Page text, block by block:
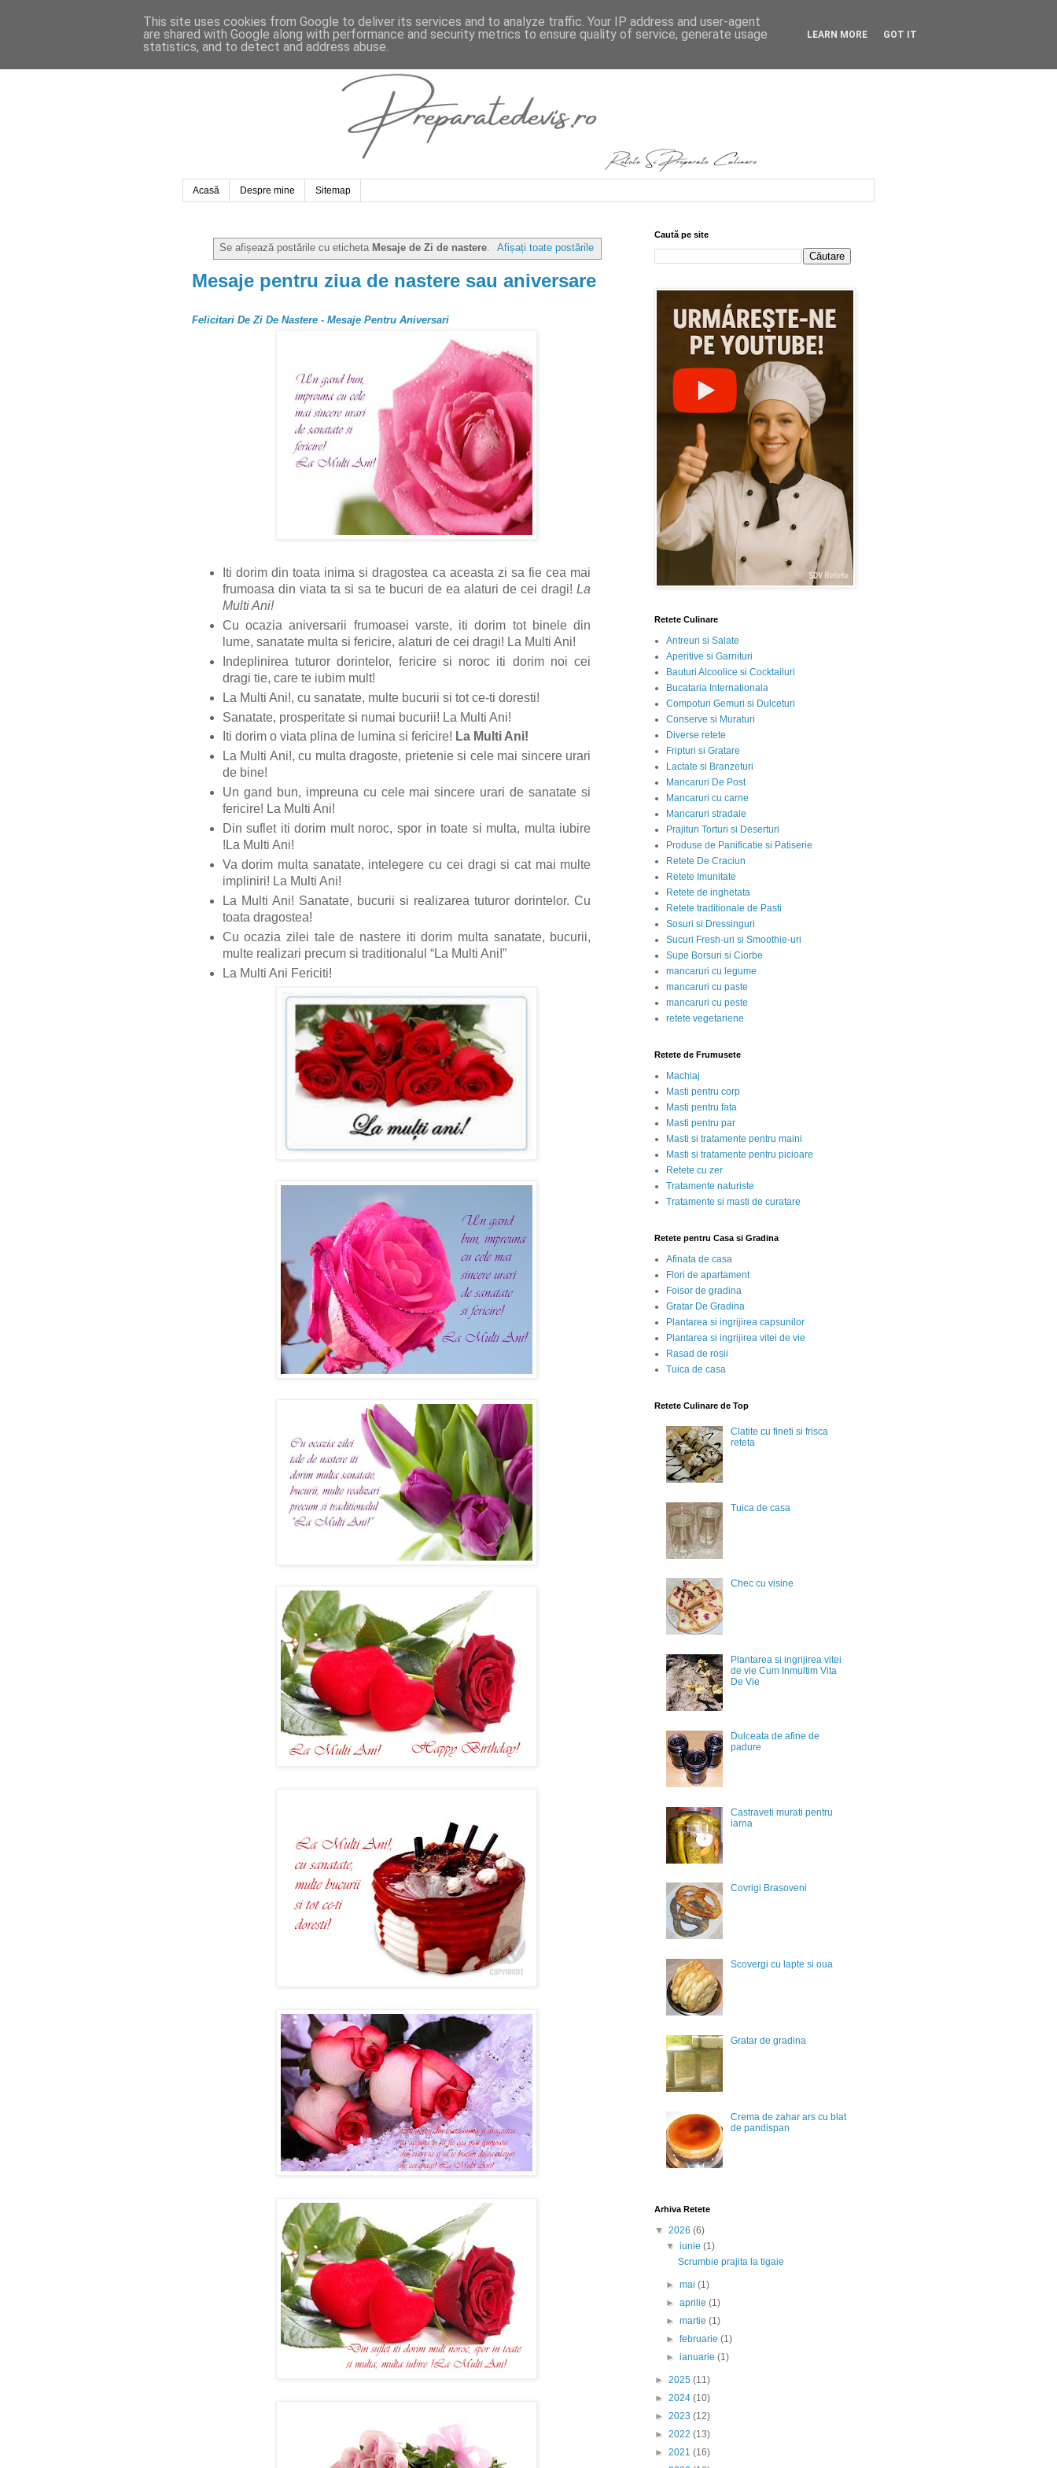
Acasă Despre mine Sitemap
Se afișează postările cu eticheta Mesaje de Zi de nastere. Afișați toate postările
Mesaje pentru ziua de nastere sau aniversare
Felicitari De Zi De Nastere - Mesaje Pentru Aniversari
Iti dorim din toata inima si dragostea ca aceasta zi sa fie cea mai
frumoasa din viata ta si sa te bucuri de ea alaturi de cei dragi!La
Multi Ani!
Cu ocazia aniversarii frumoasei varste, iti dorim tot binele din
lume, sanatate multa si fericire, alaturi de cei dragi! La Multi Ani!
Indeplinirea tuturor dorintelor, fericire si noroc iti dorim noi cei
dragi tie, care te iubim mult!
La Multi Ani!, cu sanatate, multe bucurii si tot ce-ti doresti!
Sanatate, prosperitate si numai bucurii! La Multi Ani!
Iti dorim o viata plina de lumina si fericire! La Multi Ani!
La Multi Ani!, cu multa dragoste, prietenie si cele mai sincere urari
de bine!
Un gand bun, impreuna cu cele mai sincere urari de sanatate si
fericire! La Multi Ani!
Din suflet iti dorim mult noroc, spor in toate si multa, multa iubire
!La Multi Ani!
Va dorim multa sanatate, intelegere cu cei dragi si cat mai multe
impliniri! La Multi Ani!
La Multi Ani! Sanatate, bucurii si realizarea tuturor dorintelor. Cu
toata dragostea!
Cu ocazia zilei tale de nastere iti dorim multa sanatate, bucurii,
multe realizari precum si traditionalul “La Multi Ani!”
La Multi Ani Fericiti!
Caută pe site
Retete Culinare
Antreuri si Salate
Aperitive si Garnituri
Bauturi Alcoolice si Cocktailuri
Bucataria Internationala
Compoturi Gemuri si Dulceturi
Conserve si Muraturi
Diverse retete
Fripturi si Gratare
Lactate si Branzeturi
Mancaruri De Post
Mancaruri cu carne
Mancaruri stradale
Prajituri Torturi si Deserturi
Produse de Panificatie si Patiserie
Retete De Craciun
Retete Imunitate
Retete de inghetata
Retete traditionale de Pasti
Sosuri si Dressinguri
Sucuri Fresh-uri si Smoothie-uri
Supe Borsuri si Ciorbe
mancaruri cu legume
mancaruri cu paste
mancaruri cu peste
retete vegetariene
Retete de Frumusete
Machiaj
Masti pentru corp
Masti pentru fata
Masti pentru par
Masti si tratamente pentru maini
Masti si tratamente pentru picioare
Retete cu zer
Tratamente naturiste
Tratamente si masti de curatare
Retete pentru Casa si Gradina
Afinata de casa
Flori de apartament
Foisor de gradina
Gratar De Gradina
Plantarea si ingrijirea capsunilor
Plantarea si ingrijirea vitei de vie
Rasad de rosii
Tuica de casa
Retete Culinare de Top
Clatite cu fineti si frisca
reteta
Tuica de casa
Chec cu visine
Plantarea si ingrijirea vitei
de vie Cum Inmultim Vita
De Vie
Dulceata de afine de
padure
Castraveti murati pentru
iarna
Covrigi Brasoveni
Scovergi cu lapte si oua
Gratar de gradina
Crema de zahar ars cu blat
de pandispan
Arhiva Retete
▼ 2026 (6)
▼iunie(1)
Scrumbie prajita la tigaie
►mai(1)
►aprilie(1)
►martie(1)
►februarie(1)
►ianuarie(1)
► 2025 (11)
► 2024 (10)
► 2023 (12)
► 2022 (13)
► 2021 (16)
This site uses cookies from Google to deliver its services and to analyze traffic. Your IP address and user-agent
are shared with Google along with performance and security metrics to ensure quality of service, generate usage
statistics, and to detect and address abuse.
LEARN MORE GOT IT